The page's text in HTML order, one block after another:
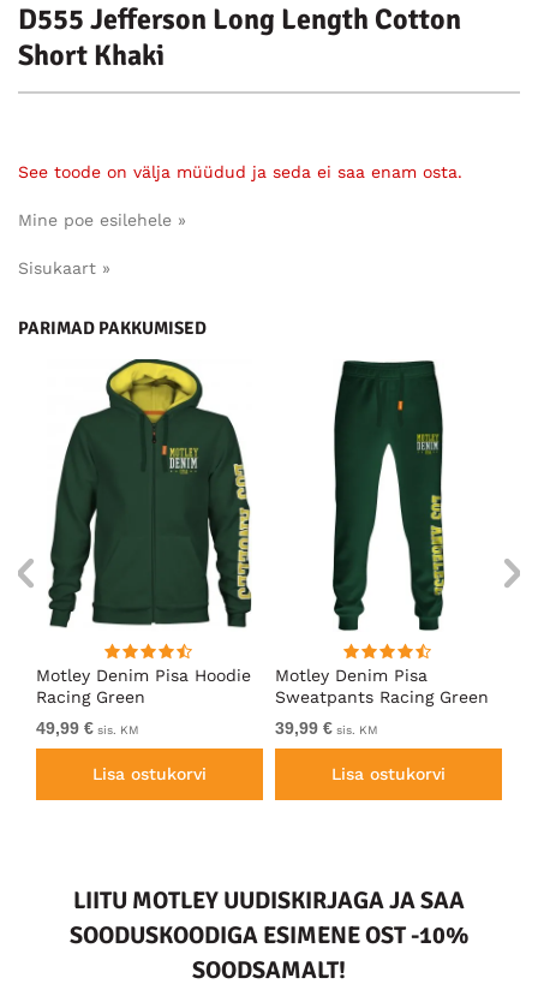
D555 Jefferson Long Length Cotton
Short Khaki
See toode on välja müüdud ja seda ei saa enam osta.
Mine poe esilehele »
Sisukaart »
PARIMAD PAKKUMISED
Motley Denim Pisa Hoodie
Racing Green
49,99 € sis. KM
Lisa ostukorvi
Motley Denim Pisa
Sweatpants Racing Green
39,99 € sis. KM
Lisa ostukorvi
LIITU MOTLEY UUDISKIRJAGA JA SAA
SOODUSKOODIGA ESIMENE OST -10%
SOODSAMALT!